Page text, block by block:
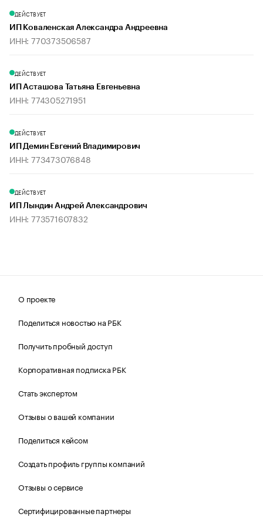
ДЕЙСТВУЕТ
ИП Коваленская Александра Андреевна
ИНН: 770373506587
ДЕЙСТВУЕТ
ИП Асташова Татьяна Евгеньевна
ИНН: 774305271951
ДЕЙСТВУЕТ
ИП Демин Евгений Владимирович
ИНН: 773473076848
ДЕЙСТВУЕТ
ИП Лындин Андрей Александрович
ИНН: 773571607832
О проекте
Поделиться новостью на РБК
Получить пробный доступ
Корпоративная подписка РБК
Стать экспертом
Отзывы о вашей компании
Поделиться кейсом
Создать профиль группы компаний
Отзывы о сервисе
Сертифицированные партнеры